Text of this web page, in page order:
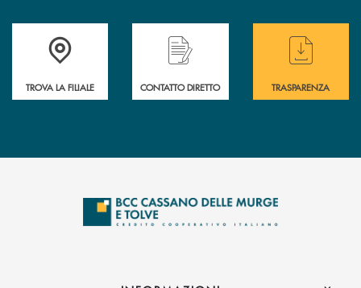
Accedi all' elenco completo delle filiali
TROVA LA FILIALE
Hai bisogno di assistenza immediata ?
CONTATTO DIRETTO
Hai bisogno di
TRASPARENZA